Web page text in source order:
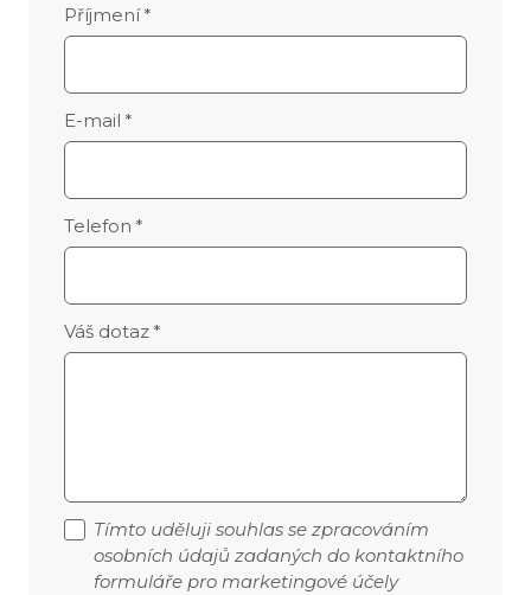
Příjmení *
E-mail *
Telefon *
Váš dotaz *
Tímto uděluji souhlas se zpracováním
osobních údajů zadaných do kontaktního
formuláře pro marketingové účely